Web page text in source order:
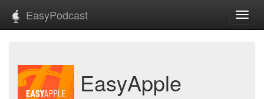
EasyPodcast
EasyApple